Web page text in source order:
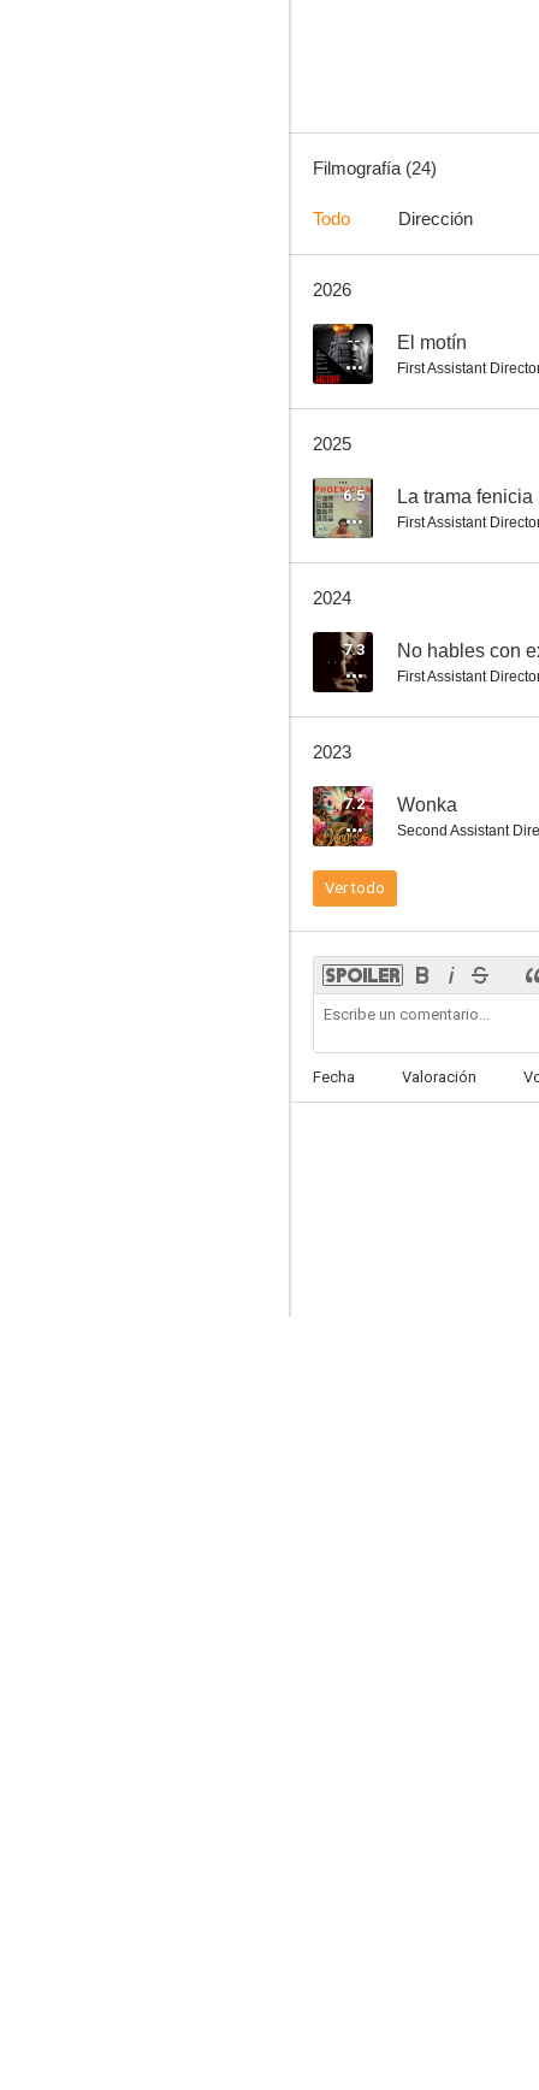
En el corazón del mar
Filmografía (24)
Todo Dirección
2026
-- El motín
First Assistant
2025
6.5 La trama fenicia
First Assistant
2024
7.3 No hables con
First Assistant
2023
7.2 Wonka
Second Assistant
Ver todo
Fecha Valoración